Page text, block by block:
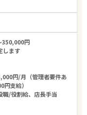
350,000円
します
円/月（管理者要件あ
支給）
職/役割給、店長手当